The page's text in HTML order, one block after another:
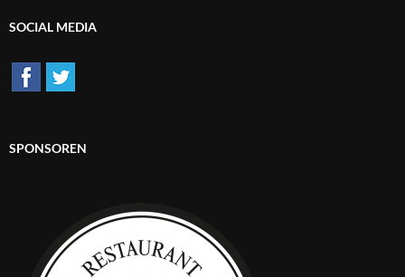
SOCIAL MEDIA
SPONSOREN